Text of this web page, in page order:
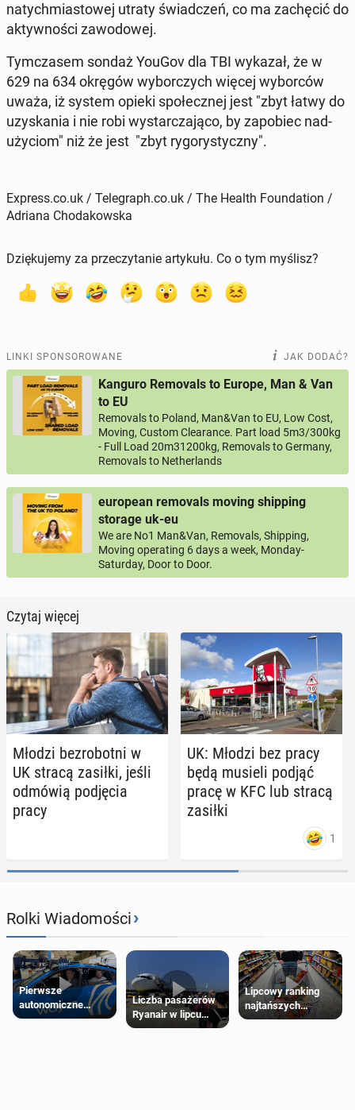
na­tych­mia­sto­wej utraty świad­czeń, co ma za­chę­cić do
ak­tyw­no­ści za­wo­do­wej.
Tym­cza­sem sondaż YouGov dla TBI wykazał, że w
629 na 634 okręgów wy­bor­czych więcej wy­bor­ców
uważa, iż system opieki spo­łecz­nej jest "zbyt łatwy do
uzy­ska­nia i nie robi wy­star­cza­ją­co, by za­po­biec nad­
uży­ciom" niż że jest "zbyt ry­go­ry­stycz­ny".
Express.co.uk / Telegraph.co.uk / The Health Foundation /
Adriana Chodakowska
Dziękujemy za przeczytanie artykułu. Co o tym myślisz?
LINKI SPONSOROWANE JAK DODAĆ?
Kanguro Removals to Europe, Man & Van
to EU
Removals to Poland, Man&Van to EU, Low Cost,
Moving, Custom Clearance. Part load 5m3/300kg
- Full Load 20m31200kg, Removals to Germany,
Removals to Netherlands
european removals moving shipping
storage uk-eu
We are No1 Man&Van, Removals, Shipping,
Moving operating 6 days a week, Monday-
Saturday, Door to Door.
Czytaj więcej
Młodzi bez­ro­bot­ni w
UK stracą zasiłki, jeśli
odmówią pod­ję­cia
pracy
UK: Młodzi bez pracy
będą musieli podjąć
pracę w KFC lub stracą
zasiłki
1
Rolki Wiadomości›
Pierwsze
autonomiczne
Ubery pojawią się
Liczba pasażerów
Ryanair w lipcu
pobiła rekord
Lipcowy ranking
najtańszych
supermarketów